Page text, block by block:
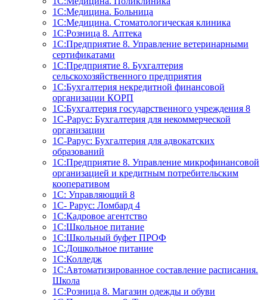
1С:Медицина. Больница
1С:Медицина. Стоматологическая клиника
1С:Розница 8. Аптека
1C:Предприятие 8. Управление ветеринарными
сертификатами
1С:Предприятие 8. Бухгалтерия
сельскохозяйственного предприятия
1C:Бухгалтерия некредитной финансовой
организации КОРП
1С:Бухгалтерия государственного учреждения 8
1С-Рарус: Бухгалтерия для некоммерческой
организации
1С-Рарус: Бухгалтерия для адвокатских
образований
1С:Предприятие 8. Управление микрофинансовой
организацией и кредитным потребительским
кооперативом
1С: Управляющий 8
1С- Рарус: Ломбард 4
1С:Кадровое агентство
1С:Школьное питание
1С:Школьный буфет ПРОФ
1C:Дошкольное питание
1С:Колледж
1С:Автоматизированное составление расписания.
Школа
1С:Розница 8. Магазин одежды и обуви